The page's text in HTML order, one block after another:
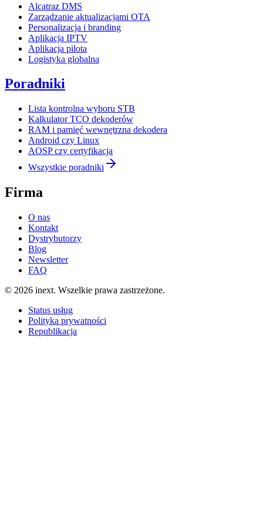
Alcatraz DMS
Zarządzanie aktualizacjami OTA
Personalizacja i branding
Aplikacja IPTV
Aplikacja pilota
Logistyka globalna
Poradniki
Lista kontrolna wyboru STB
Kalkulator TCO dekoderów
RAM i pamięć wewnętrzna dekodera
Android czy Linux
AOSP czy certyfikacja
Wszystkie poradniki
Firma
O nas
Kontakt
Dystrybutorzy
Blog
Newsletter
FAQ
© 2026 inext. Wszelkie prawa zastrzeżone.
Status usług
Polityka prywatności
Republikacja